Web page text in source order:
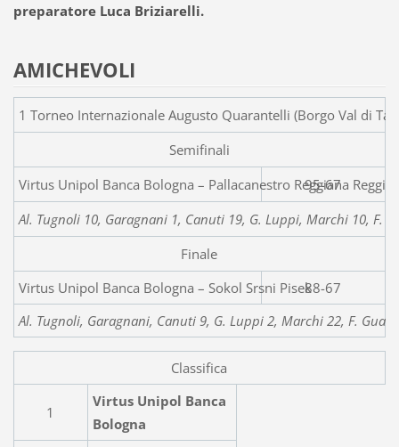
preparatore Luca Briziarelli.
AMICHEVOLI
1 Torneo Internazionale Augusto Quarantelli (Borgo Val di
Semifinali
Virtus Unipol Banca Bologna –95-67
Al. Tugnoli 10, Garagnani 1, Canuti 19, G. Luppi, Marchi 10, F.
Finale
Virtus Unipol Banca Bologna –
88-67
Al. Tugnoli, Garagnani, Canuti 9, G. Luppi 2, Marchi 22, F.
Classifica
1
Virtus Unipol Banca
Bologna